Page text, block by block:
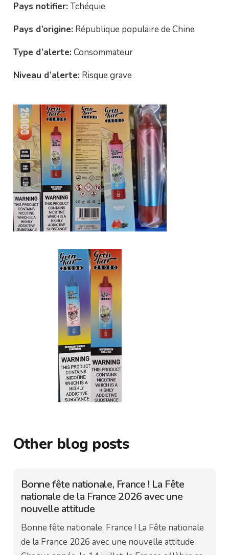
Pays notifier: Tchéquie
Pays d’origine: République populaire de Chine
Type d’alerte: Consommateur
Niveau d’alerte: Risque grave
Other blog posts
Bonne fête nationale, France ! La Fête
nationale de la France 2026 avec une
nouvelle attitude
Bonne fête nationale, France ! La Fête nationale
de la France 2026 avec une nouvelle attitude